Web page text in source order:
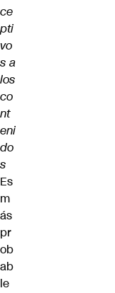
ce
pti
vo
s a
los
co
nt
eni
do
s
Es
m
ás
pr
ob
ab
le